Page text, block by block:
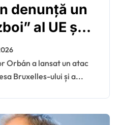
denunță un
al UE și
ul că
de la
Bruxelles-ului și a...